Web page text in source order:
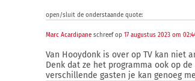
open/sluit de onderstaande quote:
Marc Acardipane schreef op17 augustus 2023 om
Van Hooydonk is over op TV kan niet
Denk dat ze het programma ook op
verschillende gasten je kan genoeg